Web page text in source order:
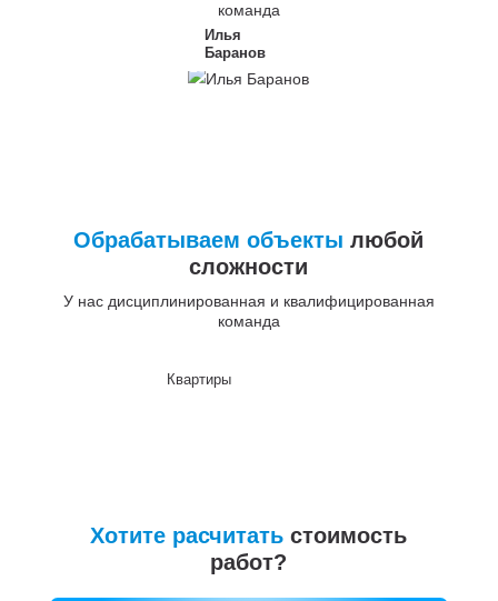
команда
Илья
Баранов
Обрабатываем объекты любой
сложности
У нас дисциплинированная и квалифицированная
команда
Квартиры
Хотите расчитать стоимость
работ?